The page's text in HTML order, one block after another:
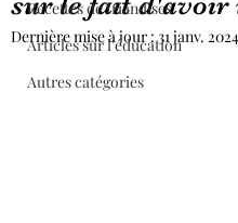
Recettes de friandises
Articles sur l'éducation
Autres catégories
Dernière mise à jour :31 janv. 2024